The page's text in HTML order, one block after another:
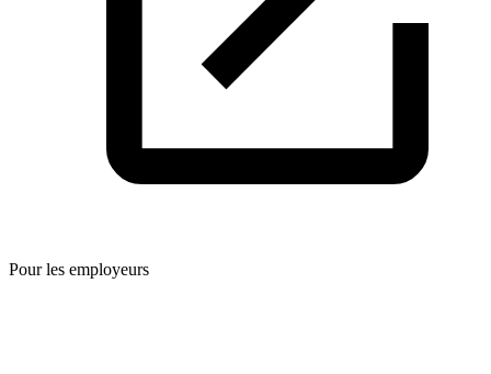
Pour les employeurs